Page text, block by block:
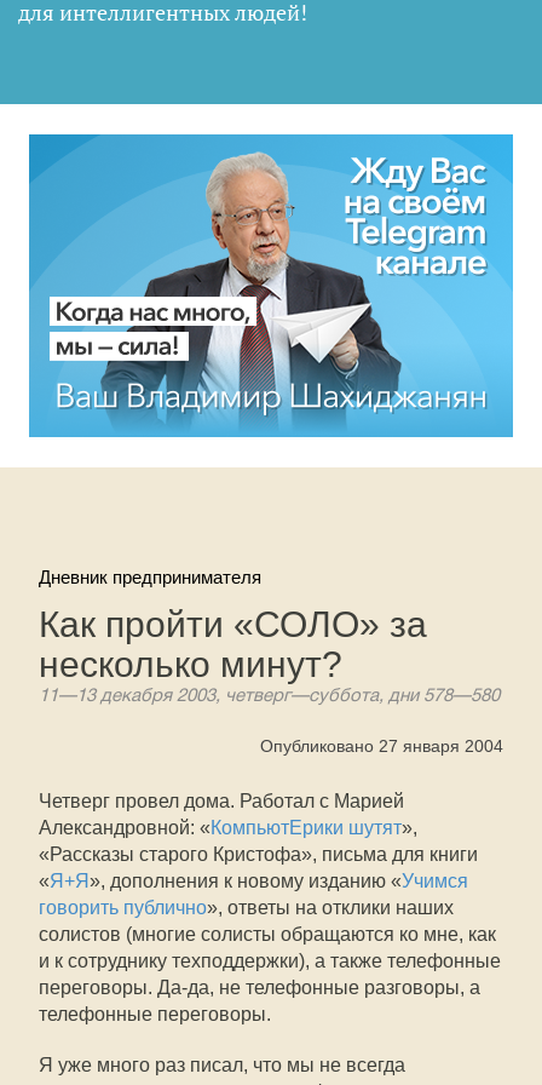
для интеллигентных людей!
Дневник предпринимателя
Как пройти «СОЛО» за
несколько минут?
11—13 декабря 2003, четверг—суббота, дни 578—580
Опубликовано 27 января 2004
Четверг провел дома. Работал с Марией
Александровной: «КомпьютЕрики шутят»,
«Рассказы старого Кристофа», письма для книги
«Я+Я», дополнения к новому изданию «Учимся
говорить публично», ответы на отклики наших
солистов (многие солисты обращаются ко мне, как
и к сотруднику техподдержки), а также телефонные
переговоры. Да-да, не телефонные разговоры, а
телефонные переговоры.
Я уже много раз писал, что мы не всегда